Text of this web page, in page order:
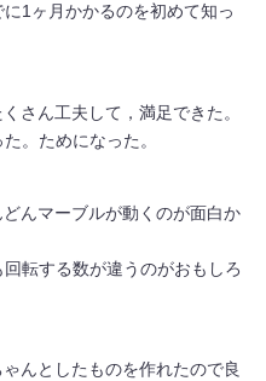
1ヶ月かかるのを初めて知っ
さん工夫して，満足できた。
。ためになった。
んマーブルが動くのが面白か
転する数が違うのがおもしろ
んとしたものを作れたので良